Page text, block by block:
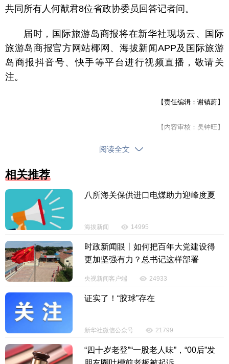
共同所有人何猷君8位省政协委员回答记者问。
届时，国际旅游岛商报将在新华社现场云、国际
旅游岛商报官方网站椰网、海拔新闻APP及国际旅游
岛商报抖音号、快手等平台进行视频直播，敬请关
注。
【责任编辑：谢镇蔚】
【内容审核：吴钟旺】
品，欢迎转发，但非经本报书面授权同意，严禁包括但不限于转载或改
阅读全文
相关推荐
八所海关保供进口电煤助力迎峰度夏
海拔新闻 14995
时政新闻眼丨如何把百年大党建设得
更加坚强有力？总书记这样部署
央视新闻客户端 24933
证实了！“胶球”存在
新华社微信公众号 21799
“四十岁老登”“一股老人味”，“00后”发